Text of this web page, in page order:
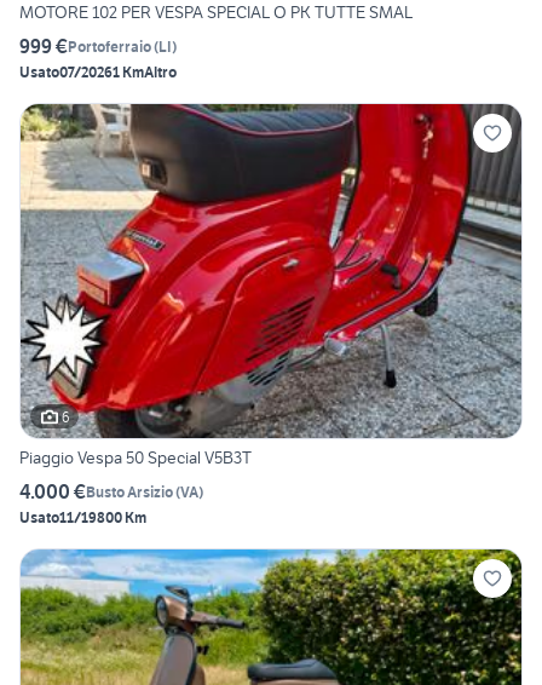
MOTORE 102 PER VESPA SPECIAL O PK TUTTE SMAL
999 €Portoferraio(LI)
Usato07/20261 KmAltro
6
Piaggio Vespa 50 Special V5B3T
4.000 €Busto Arsizio(VA)
Usato11/19800 Km